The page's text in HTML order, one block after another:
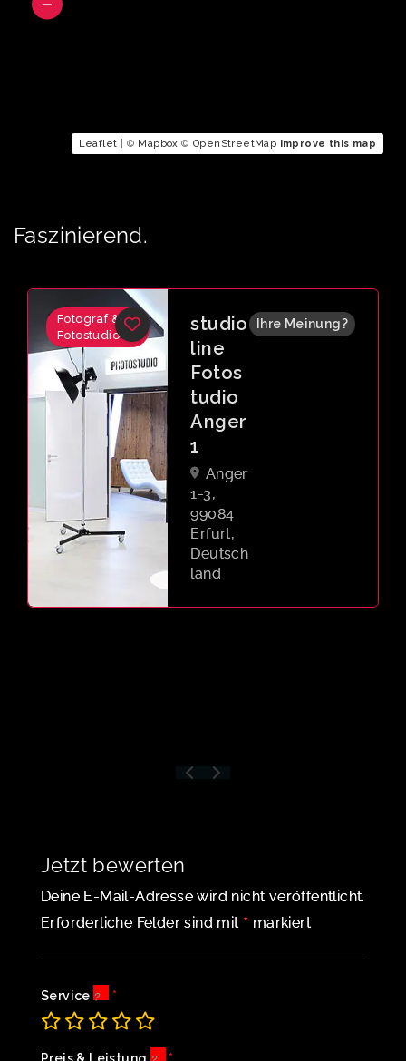
Leaflet | © Mapbox © OpenStreetMap Improve this map
Faszinierend.
Fotograf &
Fotostudio
sk.photo –
photography
by stephan
kurzke
Kartäuserstraß
Deutschland
Jetzt bewerten
Deine E-Mail-Adresse wird nicht veröffentlicht.
Erforderliche Felder sind mit * markiert
Service
Preis & Leistung